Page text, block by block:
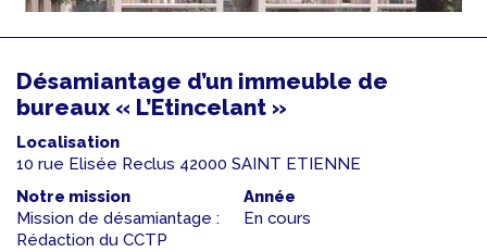
Désamiantage d’un immeuble de
bureaux « L’Etincelant »
Localisation
10 rue Elisée Reclus 42000 SAINT ETIENNE
Notre mission
Mission de désamiantage :
Rédaction du CCTP
Année
En cours